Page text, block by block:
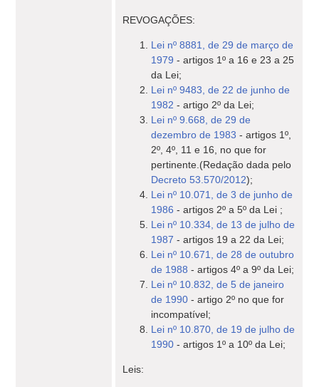
REVOGAÇÕES:
Lei nº 8881, de 29 de março de
1979 - artigos 1º a 16 e 23 a 25
da Lei;
Lei nº 9483, de 22 de junho de
1982- artigo 2º da Lei;
Lei nº 9.668, de 29 de
dezembro de 1983 - artigos 1º,
2º, 4º, 11 e 16, no que for
pertinente.(Redação dada pelo
Decreto 53.570/2012);
Lei nº 10.071, de 3 de junho de
1986 - artigos 2º a 5º da Lei ;
Lei nº 10.334, de 13 de julho de
1987 - artigos 19 a 22 da Lei;
Lei nº 10.671, de 28 de outubro
de 1988 - artigos 4º a 9º da Lei;
Lei nº 10.832, de 5 de janeiro
de 1990 - artigo 2º no que for
incompatível;
Lei nº 10.870, de 19 de julho de
1990 - artigos 1º a 10º da Lei;
Leis: